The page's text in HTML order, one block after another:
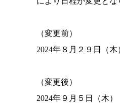
（変更前）
2024年８月２９日（木
（変更後）
2024年９月５日（木）